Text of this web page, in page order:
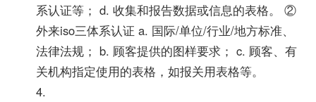
系认证等； d. 收集和报告数据或信息的表格。 ②
外来iso三体系认证 a. 国际/单位/行业/地方标准、
法律法规； b. 顾客提供的图样要求； c. 顾客、有
关机构指定使用的表格，如报关用表格等。
4.